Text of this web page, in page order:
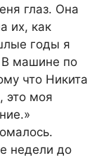
глаз. Она
их, как
годы я
В машине по
что Никита
это моя
недели до